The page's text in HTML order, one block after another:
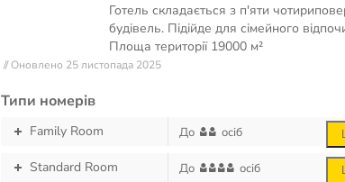
Готель складається з п'яти
будівель. Підійде для сімейного
Площа території 19000 м²
// Оновлено 25 листопада 2025
Типи номерів
Family Room До осіб
Standard Room До осіб